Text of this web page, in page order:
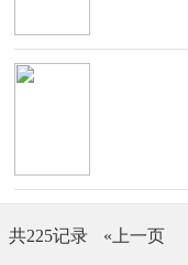
共225记录 «上一页